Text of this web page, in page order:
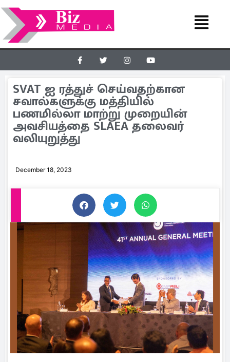
SVAT ஐ ரத்துச் செய்வதற்கான
சவால்களுக்கு மத்தியில்
பணமில்லா மாற்று முறையின்
அவசியத்தை SLAEA தலைவர்
வலியுறுத்து
December 18, 2023